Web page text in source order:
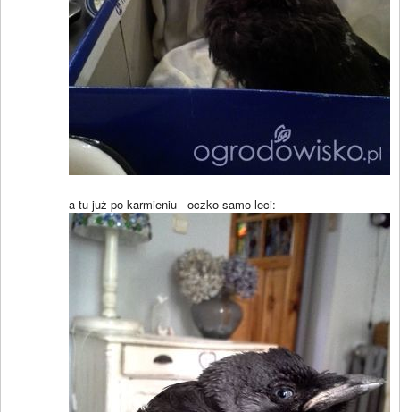
a tu już po karmieniu - oczko samo leci: